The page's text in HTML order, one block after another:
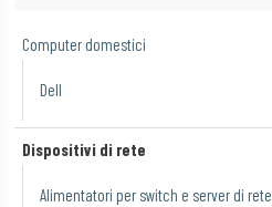
Computer domestici
Dell
Dispositivi di rete
Alimentatori per switch e server di rete